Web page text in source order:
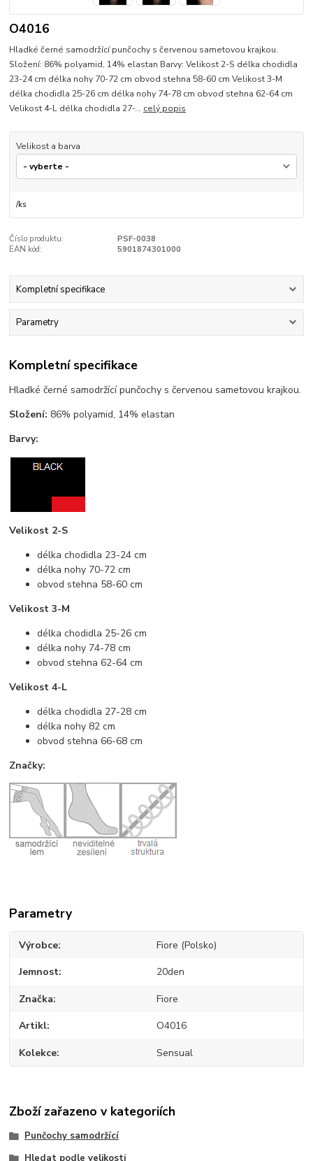
O4016
Hladké černé samodržící punčochy s červenou sametovou krajkou.
Složení: 86% polyamid, 14% elastan Barvy: Velikost 2-S délka chodidla
23-24 cm délka nohy 70-72 cm obvod stehna 58-60 cm Velikost 3-M
délka chodidla 25-26 cm délka nohy 74-78 cm obvod stehna 62-64 cm
Velikost 4-L délka chodidla 27-... celý popis
Velikost a barva
/ks
Číslo produktu:
PSF-0038
EAN kód:
5901874301000
Kompletní specifikace
Parametry
Kompletní specifikace
Hladké černé samodržící punčochy s červenou sametovou krajkou.
Složení: 86% polyamid, 14% elastan
Barvy:
Velikost 2-S
délka chodidla 23-24 cm
délka nohy 70-72 cm
obvod stehna 58-60 cm
Velikost 3-M
délka chodidla 25-26 cm
délka nohy 74-78 cm
obvod stehna 62-64 cm
Velikost 4-L
délka chodidla 27-28 cm
délka nohy 82 cm
obvod stehna 66-68 cm
Značky:
Parametry
Výrobce Fiore (Polsko)
Jemnost 20den
Značka Fiore
Artikl O4016
Kolekce Sensual
Zboží zařazeno v kategoriích
Punčochy samodržící
Hledat podle velikosti